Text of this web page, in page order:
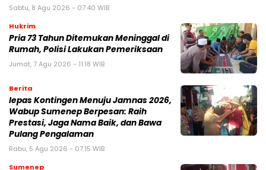
Sabtu, 8 Agu 2026 - 07:40 WIB
Hukrim
Pria 73 Tahun Ditemukan Meninggal di
Rumah, Polisi Lakukan Pemeriksaan
Jumat, 7 Agu 2026 - 11:18 WIB
Berita
lepas Kontingen Menuju Jamnas 2026,
Wabup Sumenep Berpesan: Raih
Prestasi, Jaga Nama Baik, dan Bawa
Pulang Pengalaman
Rabu, 5 Agu 2026 - 07:15 WIB
Sumenep